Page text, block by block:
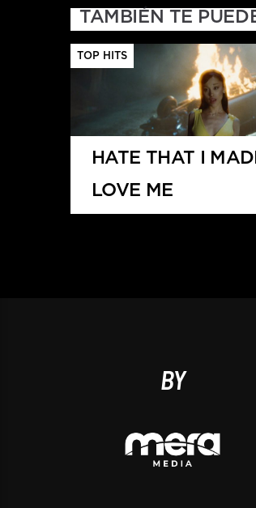
TAMBIÉN TE
TOP HITS
HATE THAT I
LOVE ME
BY